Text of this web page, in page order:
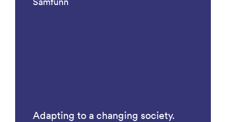
Adapting to a changing society.